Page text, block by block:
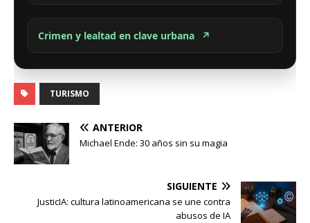
Crimen y lealtad en clave urbana ↗
TURISMO
ANTERIOR
Michael Ende: 30 años sin su magia
SIGUIENTE
JusticIA: cultura latinoamericana se une contra
abusos de IA